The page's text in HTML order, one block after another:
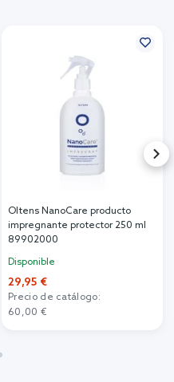
Oltens NanoCare producto
impregnante protector 250 ml
89902000
Disponible
29,95 €
Precio de catálogo:
60,00 €